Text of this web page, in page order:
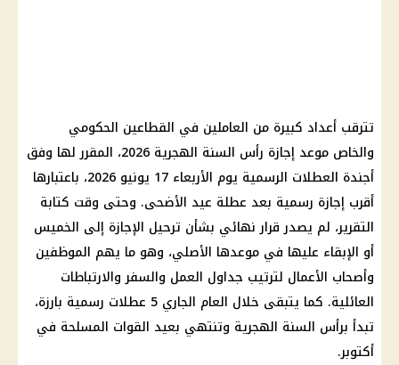
تترقب أعداد كبيرة من العاملين في القطاعين الحكومي
والخاص موعد إجازة رأس السنة الهجرية 2026، المقرر لها وفق
أجندة العطلات الرسمية يوم الأربعاء 17 يونيو 2026، باعتبارها
أقرب إجازة رسمية بعد عطلة عيد الأضحى. وحتى وقت كتابة
التقرير، لم يصدر قرار نهائي بشأن ترحيل الإجازة إلى الخميس
أو الإبقاء عليها في موعدها الأصلي، وهو ما يهم الموظفين
وأصحاب الأعمال لترتيب جداول العمل والسفر والارتباطات
العائلية. كما يتبقى خلال العام الجاري 5 عطلات رسمية بارزة،
تبدأ برأس السنة الهجرية وتنتهي بعيد القوات المسلحة في
أكتوبر.